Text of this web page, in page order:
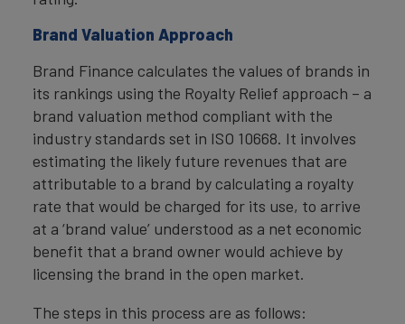
Brand Valuation Approach
Brand Finance calculates the values of brands in
its rankings using the Royalty Relief approach – a
brand valuation method compliant with the
industry standards set in ISO 10668. It involves
estimating the likely future revenues that are
attributable to a brand by calculating a royalty
rate that would be charged for its use, to arrive
at a ‘brand value’ understood as a net economic
benefit that a brand owner would achieve by
licensing the brand in the open market.
The steps in this process are as follows: